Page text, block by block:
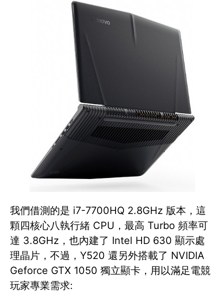
我們借測的是 i7-7700HQ 2.8GHz 版本，這
顆四核心八執行緒 CPU，最高 Turbo 頻率可
達 3.8GHz，也內建了 Intel HD 630 顯示處
理晶片，不過，Y520 還另外搭載了 NVIDIA
Geforce GTX 1050 獨立顯卡，用以滿足電競
玩家專業需求: